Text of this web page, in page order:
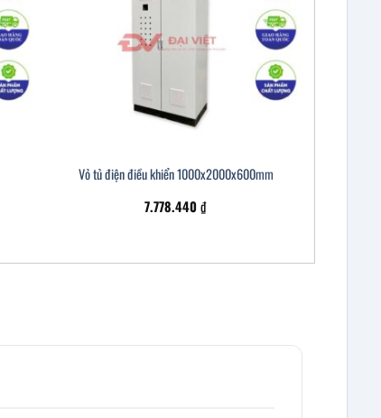
Vỏ tủ điện điều khiển 1000x2000x600mm
7.778.440₫